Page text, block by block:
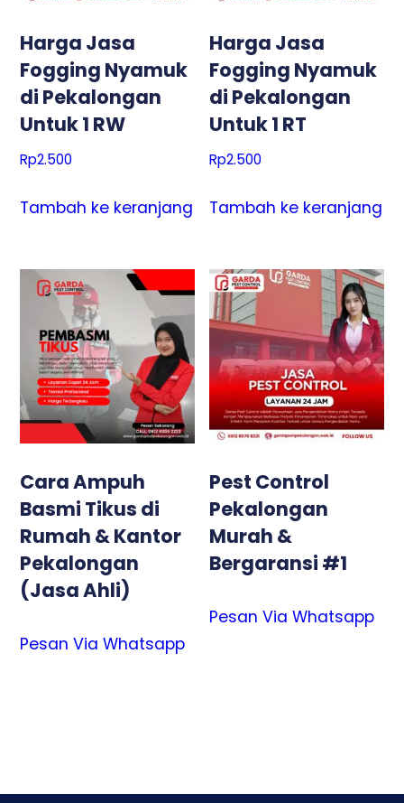
Harga Jasa
Fogging Nyamuk
di Pekalongan
Untuk 1 RW
Rp2.500
Tambah ke keranjang
Harga Jasa
Fogging Nyamuk
di Pekalongan
Untuk 1 RT
Rp2.500
Tambah ke keranjang
Cara Ampuh
Basmi Tikus di
Rumah & Kantor
Pekalongan
(Jasa Ahli)
Pesan Via Whatsapp
Pest Control
Pekalongan
Murah &
Bergaransi #1
Pesan Via Whatsapp